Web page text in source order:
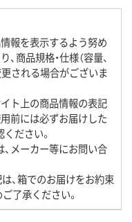
報を表示するよう努め
商品規格・仕様（容量、
更される場合がございま
ト上の商品情報の表記
前には必ずお届けした
ださい。
メーカー等にお問い合
は、箱でのお届けをお約束
了承ください。